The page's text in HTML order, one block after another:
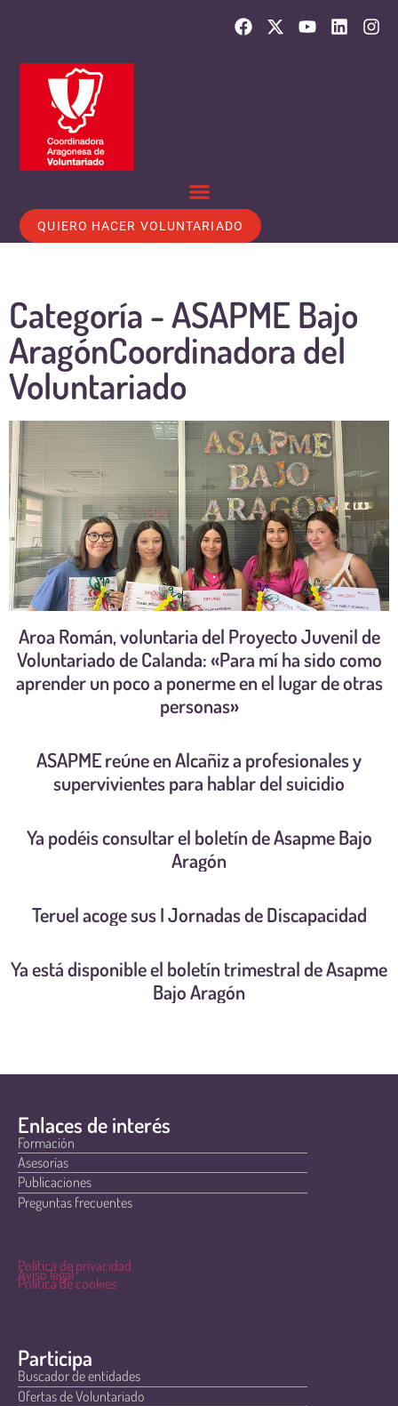
QUIERO HACER VOLUNTARIADO
Categoría -ASAPME Bajo
AragónCoordinadora del
Voluntariado
Aroa Román, voluntaria del Proyecto Juvenil de
Voluntariado de Calanda: «Para mí ha sido como
aprender un poco a ponerme en el lugar de otras
personas»
ASAPME reúne en Alcañiz a profesionales y
supervivientes para hablar del suicidio
Ya podéis consultar el boletín de Asapme Bajo
Aragón
Teruel acoge sus I Jornadas de Discapacidad
Ya está disponible el boletín trimestral de Asapme
Bajo Aragón
Enlaces de interés
Formación
Asesorías
Publicaciones
Preguntas frecuentes
Política de privacidad
Aviso legal
Política de cookies
Participa
Buscador de entidades
Ofertas de Voluntariado